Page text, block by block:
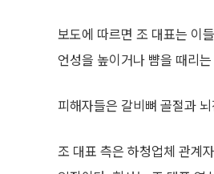
보도에 따르면 조 대표는 이
언성을 높이거나 뺨을 때리
피해자들은 갈비뼈 골절과
조 대표 측은 하청업체 관계